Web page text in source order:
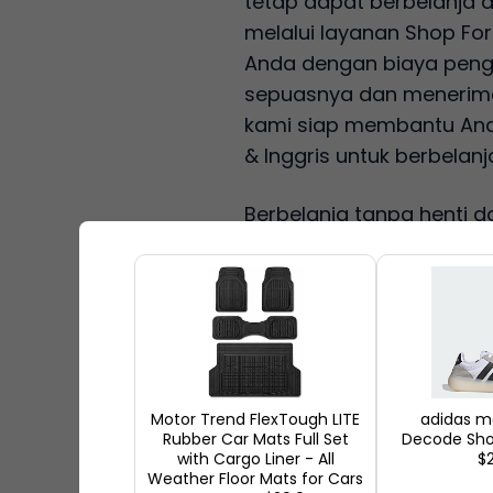
melalui layanan Shop
Anda dengan biaya
sepuasnya dan
kami siap membantu
& Inggris untuk
Berbelanja tanpa henti
sangat baik
dengan fitur yang akan
Ship7 Fitur
Dengan Ship7 Anda
gratis!, Foto gratis dari
Motor Trend FlexTough LITE
Rubber Car Mats Full Set
with Cargo Liner - All
Weather Floor Mats for Cars
adidas
Decode